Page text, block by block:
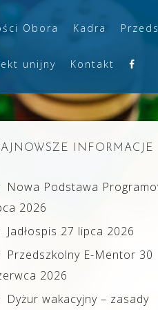
Obora Kadra
unijny Kontakt
INFORMACJE
Nowa Podstawa
2026
Jadłospis 27 lipca 2026
Przedszkolny E-Mentor 30
2026
Dyżur wakacyjny – zasady